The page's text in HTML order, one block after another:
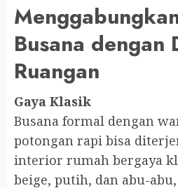
Busana dengan
Ruangan
Gaya Klasik
Busana formal dengan
potongan rapi bisa
interior rumah bergaya
beige, putih, dan abu-